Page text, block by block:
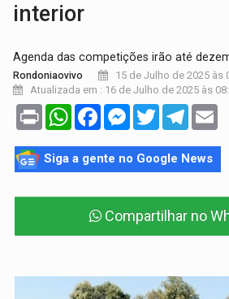
interior
Agenda das competições irão até
Rondoniaovivo
15 de Julho de 2025 às
Atualizada em : 16 de Julho de 2025 às
Print WhatsAppFacebookMessenger
Twitter
Siga a gente no Google News
Compartilhar no